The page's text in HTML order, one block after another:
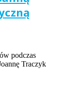
podczas
Traczyk